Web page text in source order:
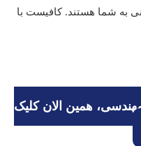
هستند. کافیست با
همین الان کلیک